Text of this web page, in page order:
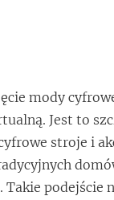
mody
Jest to
stroje i
podejście